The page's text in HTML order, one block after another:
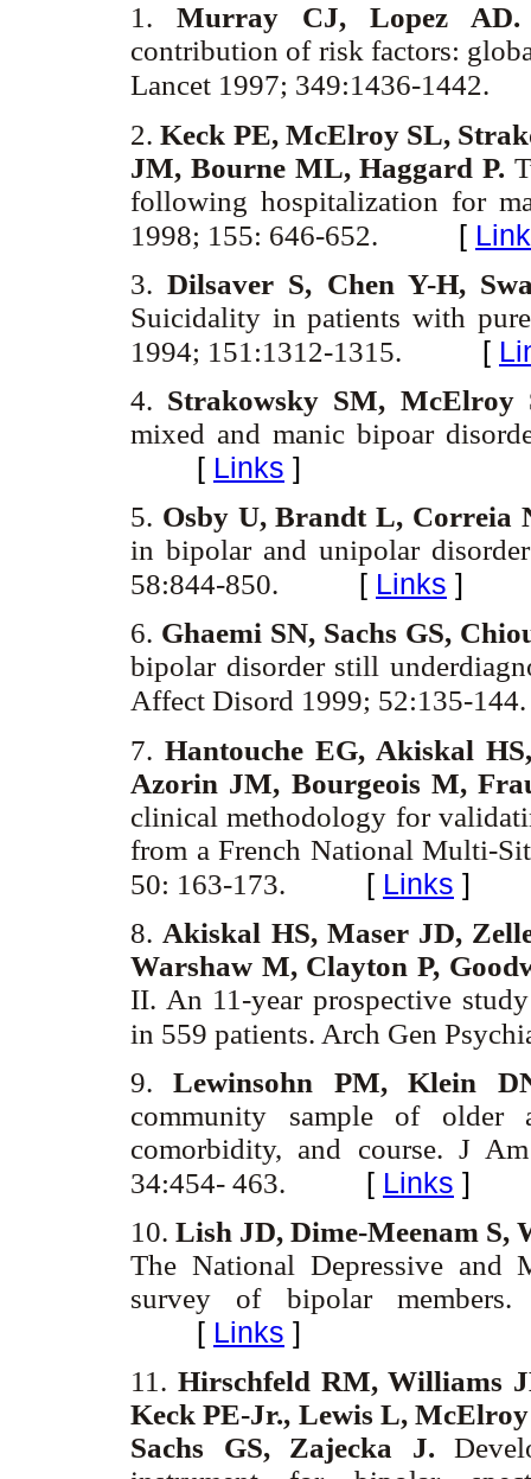
1. Murray CJ, Lopez
contribution of risk factors:
Lancet 1997; 349:1436-1442.
2.Keck PE, McElroy SL,
JM, Bourne ML, Haggard P.
following hospitalization for
1998; 155: 646-652.
[
3.Dilsaver S, Chen Y-H,
Suicidality in patients with
1994; 151:1312-1315.
[
4. Strakowsky SM,
mixed and manic bipoar
[ Links ]
5. Osby U, Brandt L, Correia
in bipolar and unipolar
58:844-850.
[ Links ]
6. Ghaemi SN, Sachs GS,
bipolar disorder still
Affect Disord 1999; 52:135-
7. Hantouche EG, Akiskal
Azorin JM, Bourgeois M,
clinical methodology for
from a French National Multi-
50: 163-173.
[ Links ]
8. Akiskal HS, Maser JD,
Warshaw M, Clayton P,
II. An 11-year prospective
in 559 patients. Arch Gen
9.Lewinsohn PM, Klein
community sample of older
comorbidity, and course. J
34:454- 463.
[ Links ]
10. Lish JD, Dime-Meenam S,
The National Depressive and
survey of bipolar
[ Links ]
11. Hirschfeld RM, Williams
Keck PE-Jr., Lewis L,
Sachs GS, Zajecka J.